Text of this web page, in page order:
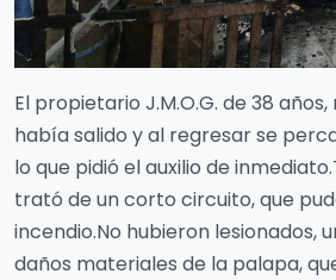
El propietario J.M.O.G. de 38
había salido y al regresar se
lo que pidió el auxilio de
trató de un corto circuito, que
incendio.No hubieron lesionados,
daños materiales de la palapa,